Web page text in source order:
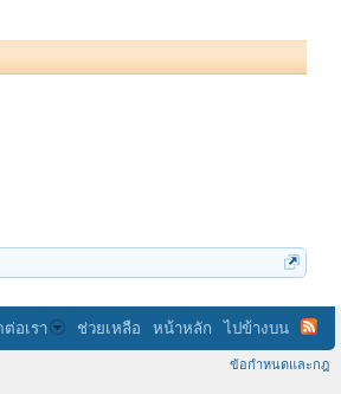
อเรา ช่วยเหลือ หน้าหลัก ไปข้างบน
ข้อกำหนดและกฎ